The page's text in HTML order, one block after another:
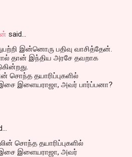
said…
இன்னொரு பதிவு வாசித்தேன்.
தான் இந்திய அரசே தவறாக
சொந்த தயாரிப்புகளில்
இசை இளையராஜா, அவர் பார்ப்பனா?
சொந்த தயாரிப்புகளில்
இசை இளையராஜா, அவர்